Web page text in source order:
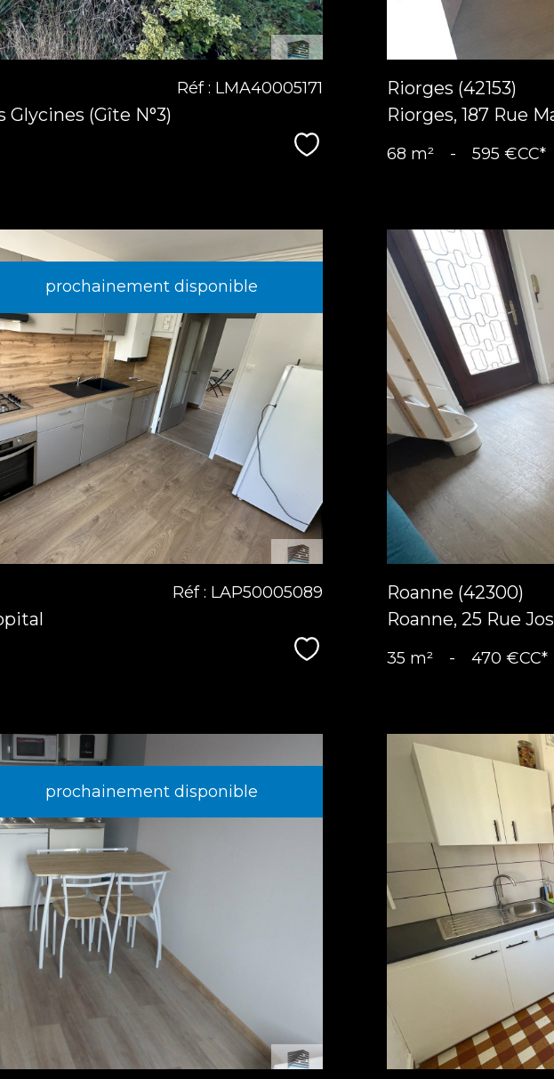
Glycines (Gîte N°3)
Réf : LMA40005171
Sélectionner
Riorges (42153)
Riorges, 187 Rue
68 m² - 595 €CC*
prochainement disponible
voir le
bien
Réf : LAP50005089
Sélectionner
Roanne (42300)
Roanne, 25 Rue
35 m² - 470 €CC*
prochainement disponible
voir le
bien